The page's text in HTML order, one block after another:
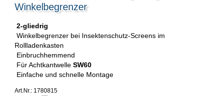
Winkelbegrenzer
2-gliedrig
Winkelbegrenzer bei Insektenschutz-Screens im
Rollladenkasten
Einbruchhemmend
Für Achtkantwelle SW60
Einfache und schnelle Montage
Art.Nr.: 1780815